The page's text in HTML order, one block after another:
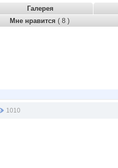
Галерея
Мне нравится ( 8 )
1010